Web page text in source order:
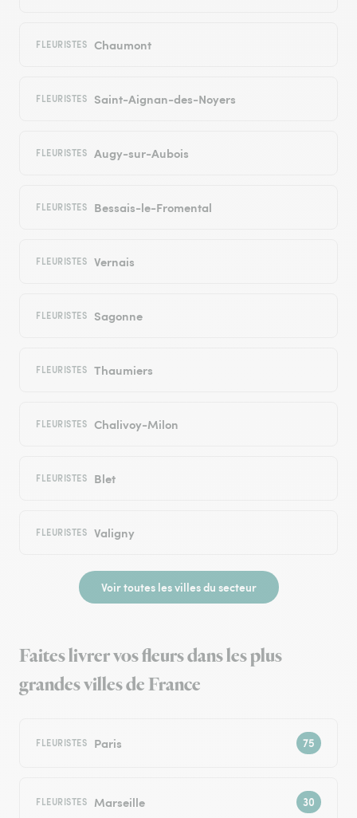
FLEURISTES Chaumont
FLEURISTES Saint-Aignan-des-Noyers
FLEURISTES Augy-sur-Aubois
FLEURISTES Bessais-le-Fromental
FLEURISTES Vernais
FLEURISTES Sagonne
FLEURISTES Thaumiers
FLEURISTES Chalivoy-Milon
FLEURISTES Blet
FLEURISTES Valigny
Voir toutes les villes du secteur
Faites livrer vos fleurs dans les plus
grandes villes de France
FLEURISTES Paris
FLEURISTES Marseille